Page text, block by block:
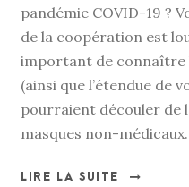
pandémie COVID-19 ?
de la coopération est
important de connaître
(ainsi que l’étendue de
pourraient découler de
masques non-
LIRE LA SUITE